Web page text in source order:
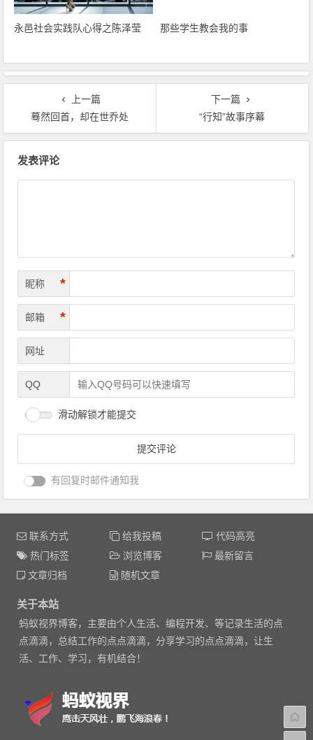
永邑社会实践队心得之陈泽莹 那些学生教会我的事
上一篇
蓦然回首，却在世乔处
下一篇
“行知”故事序幕
发表评论
昵称 *
邮箱 *
网址
QQ
滑动解锁才能提交
有回复时邮件通知我
联系方式 给我投稿
代码高亮
热门标签
浏览博客
最新留言
文章归档
随机文章
关于本站
蚂蚁视界博客，主要由个人生活、编程开发、等记录生活的点
点滴滴，总结工作的点点滴滴，分享学习的点点滴滴，让生
活、工作、学习，有机结合！